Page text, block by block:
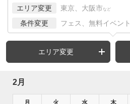
エリア変更 東京、大阪市 など
条件変更 フェス、無料イベント
エリア変更
2月
月 火 水 木